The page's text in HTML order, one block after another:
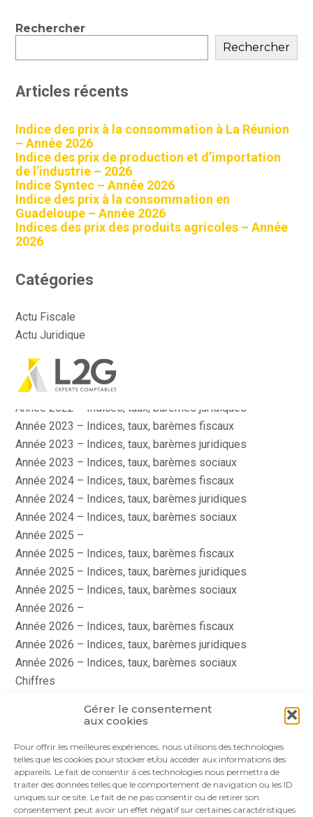
Gérer le consentement
aux cookies
Pour offrir les meilleures expériences, nous utilisons des technologies
telles que les cookies pour stocker et/ou accéder aux informations des
appareils. Le fait de consentir à ces technologies nous permettra de
traiter des données telles que le comportement de navigation ou les ID
uniques sur ce site. Le fait de ne pas consentir ou de retirer son
consentement peut avoir un effet négatif sur certaines caractéristiques
Aller
au
Blog
Rechercher
Rechercher
Articles récents
Indice des prix à la consommation à La Réunion
– Année 2026
Indice des prix de production et d’importation
de l’industrie – 2026
Indice Syntec – Année 2026
Indice des prix à la consommation en
Guadeloupe – Année 2026
Indices des prix des produits agricoles – Année
2026
Catégories
Actu Fiscale
Actu Juridique
Actualité
Année 2022 – Indices, taux, barèmes fiscaux
Année 2022 – Indices, taux, barèmes juridiques
Année 2023 – Indices, taux, barèmes fiscaux
Année 2023 – Indices, taux, barèmes juridiques
Année 2023 – Indices, taux, barèmes sociaux
Année 2024 – Indices, taux, barèmes fiscaux
Année 2024 – Indices, taux, barèmes juridiques
Année 2024 – Indices, taux, barèmes sociaux
Année 2025 –
Année 2025 – Indices, taux, barèmes fiscaux
Année 2025 – Indices, taux, barèmes juridiques
Année 2025 – Indices, taux, barèmes sociaux
Année 2026 –
Année 2026 – Indices, taux, barèmes fiscaux
Année 2026 – Indices, taux, barèmes juridiques
Année 2026 – Indices, taux, barèmes sociaux
Chiffres
Le coin du dirigeant